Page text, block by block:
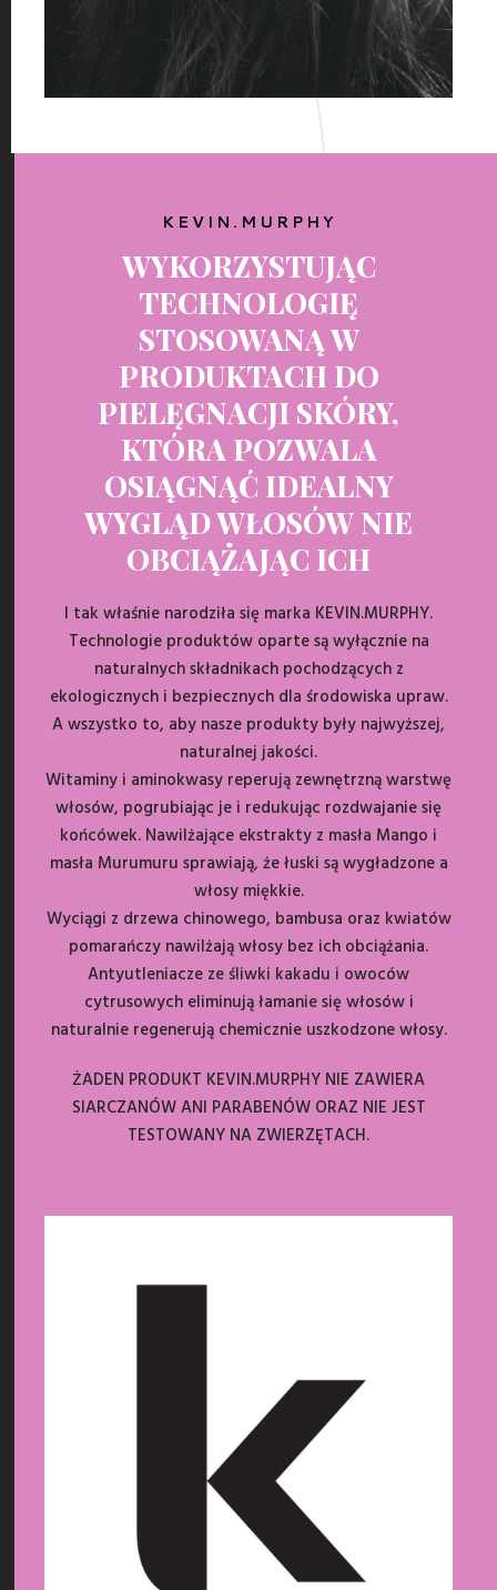
KEVIN.MURPHY
WYKORZYSTUJĄC
TECHNOLOGIĘ
STOSOWANĄ W
PRODUKTACH DO
PIELĘGNACJI SKÓRY,
KTÓRA POZWALA
OSIĄGNĄĆ IDEALNY
WYGLĄD WŁOSÓW NIE
OBCIĄŻAJĄC ICH
I tak właśnie narodziła się marka KEVIN.MURPHY.
Technologie produktów oparte są wyłącznie na
naturalnych składnikach pochodzących z
ekologicznych i bezpiecznych dla środowiska upraw.
A wszystko to, aby nasze produkty były najwyższej,
naturalnej jakości.
Witaminy i aminokwasy reperują zewnętrzną warstwę
włosów, pogrubiając je i redukując rozdwajanie się
końcówek. Nawilżające ekstrakty z masła Mango i
masła Murumuru sprawiają, że łuski są wygładzone a
włosy miękkie.
Wyciągi z drzewa chinowego, bambusa oraz kwiatów
pomarańczy nawilżają włosy bez ich obciążania.
Antyutleniacze ze śliwki kakadu i owoców
cytrusowych eliminują łamanie się włosów i
naturalnie regenerują chemicznie uszkodzone włosy.
ŻADEN PRODUKT KEVIN.MURPHY NIE ZAWIERA
SIARCZANÓW ANI PARABENÓW ORAZ NIE JEST
TESTOWANY NA ZWIERZĘTACH.